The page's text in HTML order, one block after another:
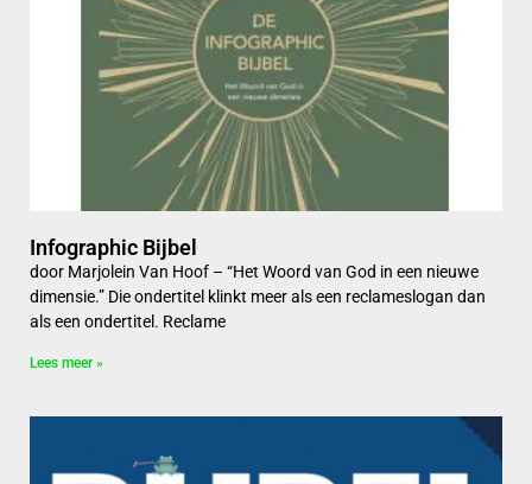
Infographic Bijbel
door Marjolein Van Hoof – “Het Woord van God in een nieuwe
dimensie.” Die ondertitel klinkt meer als een reclameslogan dan
als een ondertitel. Reclame
Lees meer »